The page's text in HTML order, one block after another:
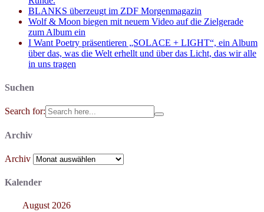
BLANKS überzeugt im ZDF Morgenmagazin
Wolf & Moon biegen mit neuem Video auf die Zielgerade
zum Album ein
I Want Poetry präsentieren „SOLACE + LIGHT“, ein Album
über das, was die Welt erhellt und über das Licht, das wir alle
in uns tragen
Suchen
Search for:
Archiv
Archiv
Kalender
August 2026